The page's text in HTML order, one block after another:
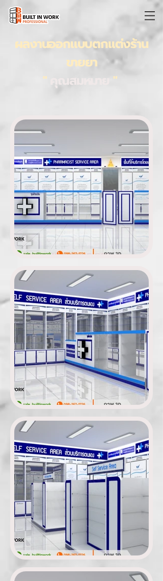
ผลงานออกแบบตกแต่งร้าน
ขายยา
"คุณสมหมาย "